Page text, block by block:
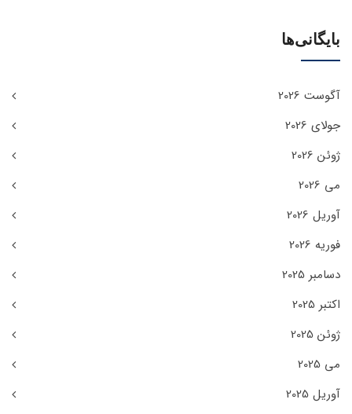
بایگانی‌ها
آگوست 2026
جولای 2026
ژوئن 2026
می 2026
آوریل 2026
فوریه 2026
دسامبر 2025
اکتبر 2025
ژوئن 2025
می 2025
آوریل 2025